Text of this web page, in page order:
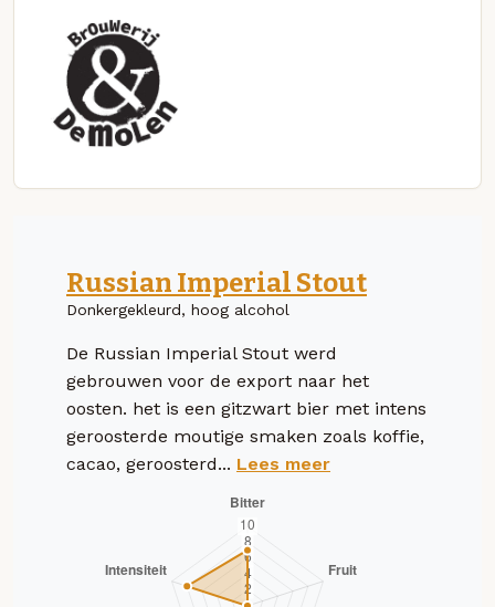
Russian Imperial Stout
Donkergekleurd, hoog alcohol
De Russian Imperial Stout werd
gebrouwen voor de export naar het
oosten. het is een gitzwart bier met intens
geroosterde moutige smaken zoals koffie,
cacao, geroosterd... Lees meer